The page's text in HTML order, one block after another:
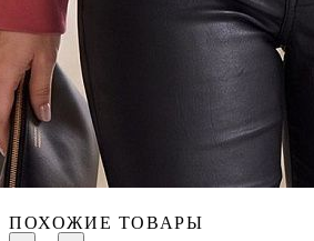
ПОХОЖИЕ ТОВАРЫ